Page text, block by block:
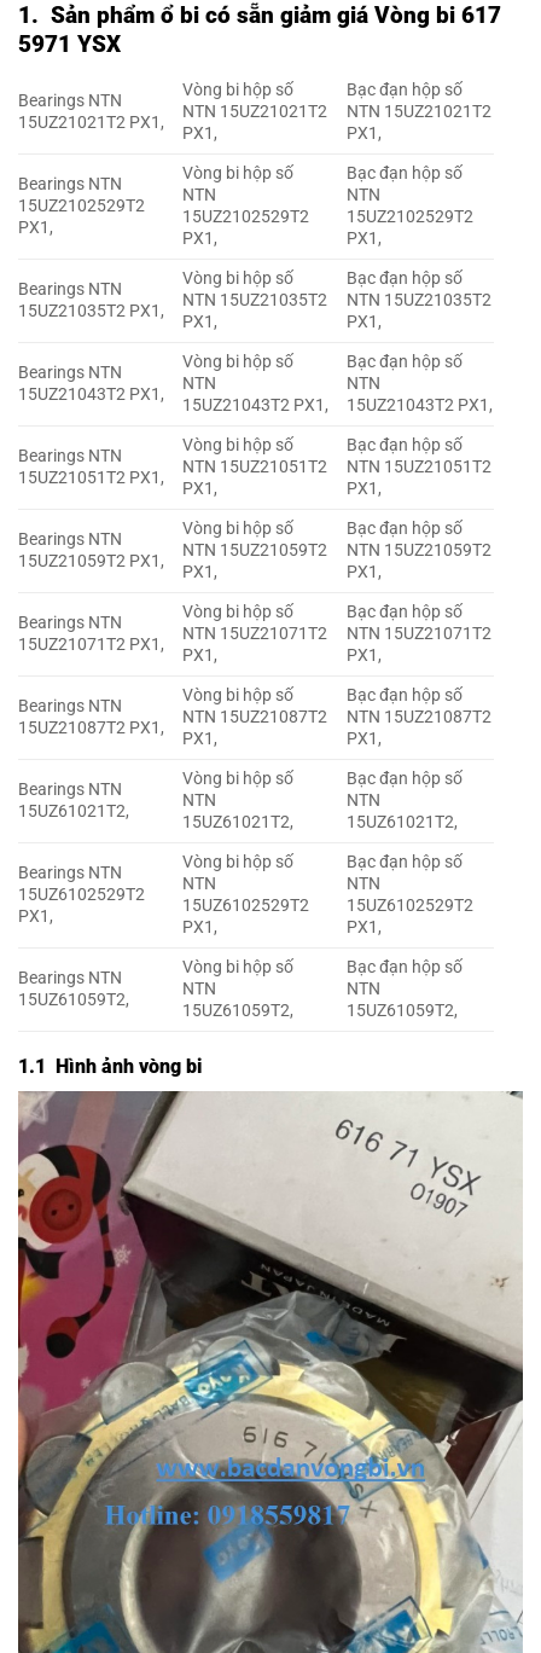
1. Sản phẩm ổ bi có sẵn giảm giá Vòng bi 617
5971 YSX
Bearings NTN
15UZ21021T2 PX1,
Vòng bi hộp số
NTN 15UZ21021T2
PX1,
Bạc đạn hộp số
NTN 15UZ21021T2
PX1,
Bearings NTN
15UZ2102529T2
PX1,
Vòng bi hộp số
NTN
15UZ2102529T2
PX1,
Bạc đạn hộp số
NTN
15UZ2102529T2
PX1,
Bearings NTN
15UZ21035T2 PX1,
Vòng bi hộp số
NTN 15UZ21035T2
PX1,
Bạc đạn hộp số
NTN 15UZ21035T2
PX1,
Bearings NTN
15UZ21043T2 PX1,
Vòng bi hộp số
NTN
15UZ21043T2 PX1,
Bạc đạn hộp số
NTN
15UZ21043T2 PX1,
Bearings NTN
15UZ21051T2 PX1,
Vòng bi hộp số
NTN 15UZ21051T2
PX1,
Bạc đạn hộp số
NTN 15UZ21051T2
PX1,
Bearings NTN
15UZ21059T2 PX1,
Vòng bi hộp số
NTN 15UZ21059T2
PX1,
Bạc đạn hộp số
NTN 15UZ21059T2
PX1,
Bearings NTN
15UZ21071T2 PX1,
Vòng bi hộp số
NTN 15UZ21071T2
PX1,
Bạc đạn hộp số
NTN 15UZ21071T2
PX1,
Bearings NTN
15UZ21087T2 PX1,
Vòng bi hộp số
NTN 15UZ21087T2
PX1,
Bạc đạn hộp số
NTN 15UZ21087T2
PX1,
Bearings NTN
15UZ61021T2,
Vòng bi hộp số
NTN
15UZ61021T2,
Bạc đạn hộp số
NTN
15UZ61021T2,
Bearings NTN
15UZ6102529T2
PX1,
Vòng bi hộp số
NTN
15UZ6102529T2
PX1,
Bạc đạn hộp số
NTN
15UZ6102529T2
PX1,
Bearings NTN
15UZ61059T2,
Vòng bi hộp số
NTN
15UZ61059T2,
Bạc đạn hộp số
NTN
15UZ61059T2,
1.1 Hình ảnh vòng bi